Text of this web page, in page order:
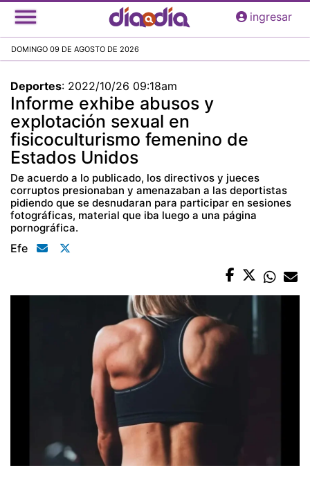
Pasar
al
principal
ingresar
DOMINGO 09 DE AGOSTO DE 2026
Deportes: 2022/10/26 09:18am
Informe exhibe abusos y
explotación sexual en
fisicoculturismo femenino de
Estados Unidos
De acuerdo a lo publicado, los directivos y jueces
corruptos presionaban y amenazaban a las deportistas
pidiendo que se desnudaran para participar en sesiones
fotográficas, material que iba luego a una página
pornográfica.
Efe